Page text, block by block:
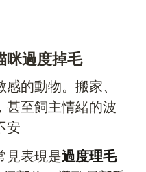
咪過度掉毛
的動物。搬家、
甚至飼主情緒的波
安
見表現是過度理毛